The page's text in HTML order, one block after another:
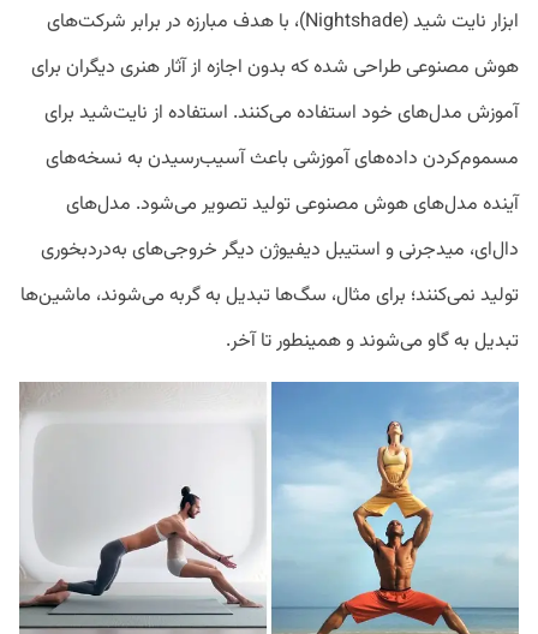
ابزار نایت شید (Nightshade)، با هدف مبارزه در برابر شرکت‌های
هوش مصنوعی طراحی شده که بدون اجازه از آثار هنری دیگران برای
آموزش مدل‌های خود استفاده می‌کنند. استفاده از نایت‌شید برای
مسموم‌کردن داده‌های آموزشی باعث آسیب‌رسیدن به نسخه‌های
آینده مدل‌های هوش مصنوعی تولید تصویر می‌شود. مدل‌های
دال‌ای، میدجرنی و استیبل دیفیوژن دیگر خروجی‌های به‌دردبخوری
تولید نمی‌کنند؛ برای مثال، سگ‌ها تبدیل به گربه می‌شوند، ماشین‌ها
تبدیل به گاو می‌شوند و همینطور تا آخر.